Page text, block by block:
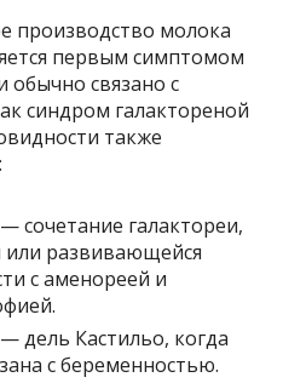
производство молока
первым симптомом
обычно связано с
синдром галактореной
также
сочетание галактореи,
развивающейся
с аменореей и
дель Кастильо, когда
с беременностью.